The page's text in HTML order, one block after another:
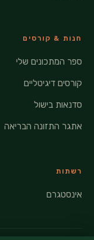
חנות & קורסים
ספר המתכונים שלי
קורסים דיגיטליים
סדנאות בישול
אתגר התזונה הבריאה
רשתות
אינסטגרם